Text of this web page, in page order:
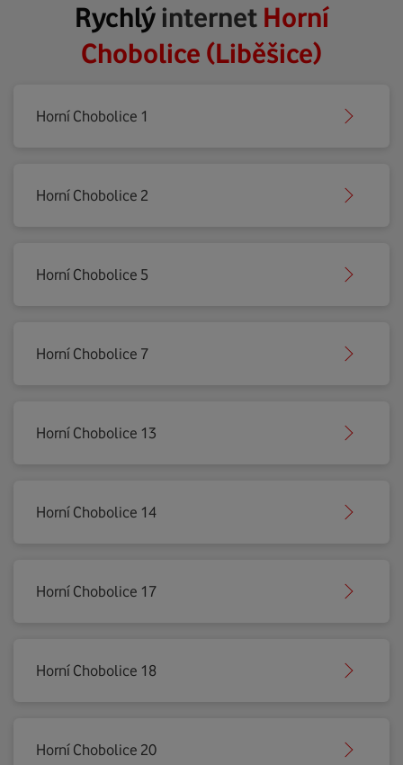
Rychlýinternet Horní
Chobolice (Liběšice)
Horní Chobolice 1
Horní Chobolice 2
Horní Chobolice 5
Horní Chobolice 7
Horní Chobolice 13
Horní Chobolice 14
Horní Chobolice 17
Horní Chobolice 18
Horní Chobolice 20